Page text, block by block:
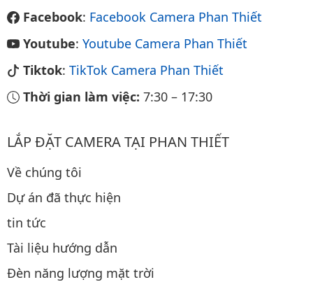
Facebook: Facebook Camera Phan Thiết
Youtube: Youtube Camera Phan Thiết
Tiktok: TikTok Camera Phan Thiết
Thời gian làm việc: 7:30 – 17:30
LẮP ĐẶT CAMERA TẠI PHAN THIẾT
Về chúng tôi
Dự án đã thực hiện
tin tức
Tài liệu hướng dẫn
Đèn năng lượng mặt trời